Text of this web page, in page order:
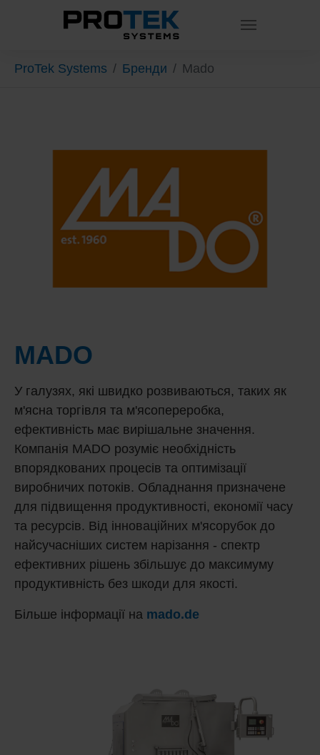
Skip to main content
You are here:
ProTek Systems Бренди Mado
MADO
У галузях, які швидко розвиваються, таких як
м'ясна торгівля та м'ясопереробка,
ефективність має вирішальне значення.
Компанія MADO розуміє необхідність
впорядкованих процесів та оптимізації
виробничих потоків. Обладнання призначене
для підвищення продуктивності, економії часу
та ресурсів. Від інноваційних м'ясорубок до
найсучасніших систем нарізання - спектр
ефективних рішень збільшує до максимуму
продуктивність без шкоди для якості.
Більше інформації на mado.de